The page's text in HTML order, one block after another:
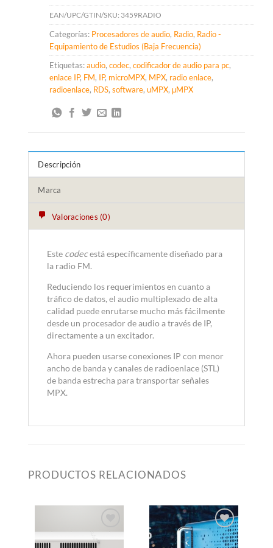
EAN/UPC/GTIN/SKU: 3459RADIO
Categorías: Procesadores de audio, Radio, Radio -
Equipamiento de Estudios (Baja Frecuencia)
Etiquetas:audio,codec,codificador de audio para pc,
enlace IP, FM, IP, microMPX, MPX, radio enlace,
radioenlace, RDS,software,uMPX,μMPX
Descripción
Marca
Valoraciones (0)
Este codecestá específicamente diseñado para
la radio FM.
Reduciendo los requerimientos en cuanto a
tráfico de datos, el audio multiplexado de alta
calidad puede enrutarse mucho más fácilmente
desde un procesador de audio a través de IP,
directamente a un excitador.
Ahora pueden usarse conexiones IP con menor
ancho de banda y canales de radioenlace (STL)
de banda estrecha para transportar señales
MPX.
PRODUCTOS RELACIONADOS